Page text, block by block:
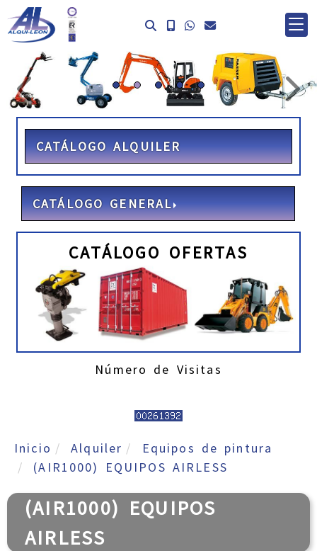
prev
CATÁLOGO ALQUILER
CATÁLOGO GENERAL
CATÁLOGO OFERTAS
Número de Visitas
Inicio Alquiler
Equipos de pintura
(AIR1000) EQUIPOS AIRLESS
(AIR1000) EQUIPOS
AIRLESS